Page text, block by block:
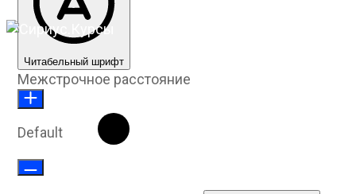
Читабельный шрифт
Межстрочное расстояние
Default